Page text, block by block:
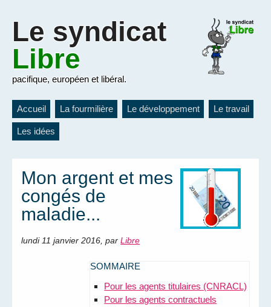
Le syndicat
Libre
pacifique, européen et libéral.
Accueil La fourmilière Le développement Le travail
Les idées
Mon argent et mes
congés de
maladie...
lundi 11 janvier 2016,parLibre
SOMMAIRE
Pour les agents titulaires (CNRACL)
Pour les agents contractuels